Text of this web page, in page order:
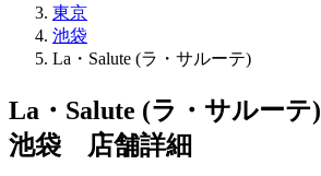
東京
池袋
La・Salute (ラ・サルーテ)
La・Salute (ラ・サルーテ)
池袋 店舗詳細